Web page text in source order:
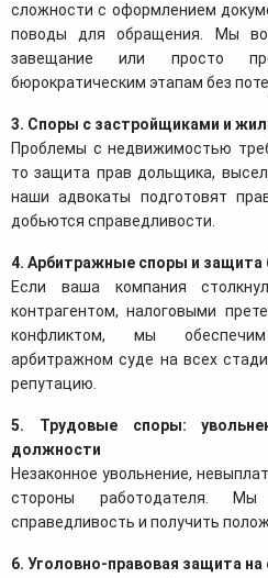
сложности с оформлением
поводы для обращения. Мы
завещание или просто
бюрократическим этапам без
3. Споры с застройщиками и
Проблемы с недвижимостью
то защита прав дольщика,
наши адвокаты подготовят
добьются справедливости.
4. Арбитражные споры и защита
Если ваша компания
контрагентом, налоговыми
конфликтом, мы
арбитражном суде на всех
репутацию.
5. Трудовые споры:
должности
Незаконное увольнение,
стороны работодателя. Мы
справедливость и получить
6. Уголовно-правовая защита